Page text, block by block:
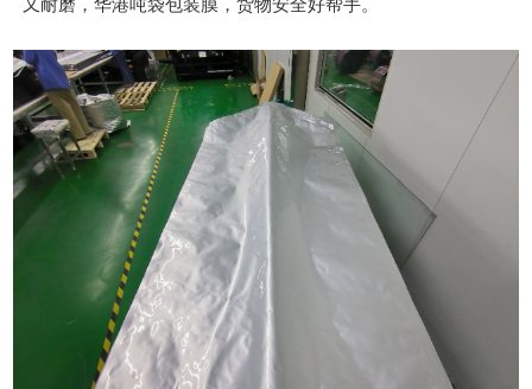
又耐磨，华港吨袋包装膜，货物安全好帮手。